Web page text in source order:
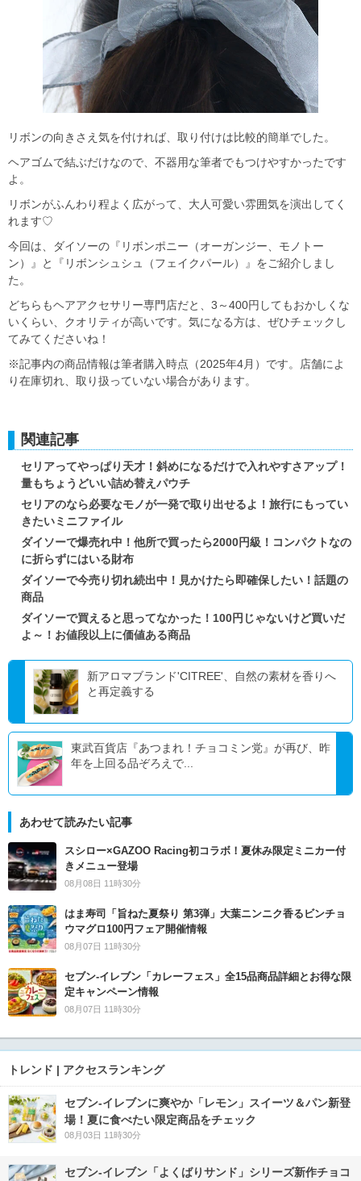
リボンの向きさえ気を付ければ、取り付けは比較的簡単でした。
ヘアゴムで結ぶだけなので、不器用な筆者でもつけやすかったです
よ。
リボンがふんわり程よく広がって、大人可愛い雰囲気を演出してく
れます♡
今回は、ダイソーの『リボンポニー（オーガンジー、モノトー
ン）』と『リボンシュシュ（フェイクパール）』をご紹介しまし
た。
どちらもヘアアクセサリー専門店だと、3～400円してもおかしくな
いくらい、クオリティが高いです。気になる方は、ぜひチェックし
てみてくださいね！
※記事内の商品情報は筆者購入時点（2025年4月）です。店舗によ
り在庫切れ、取り扱っていない場合があります。
関連記事
セリアってやっぱり天才！斜めになるだけで入れやすさアップ！
量もちょうどいい詰め替えパウチ
セリアのなら必要なモノが一発で取り出せるよ！旅行にもってい
きたいミニファイル
ダイソーで爆売れ中！他所で買ったら2000円級！コンパクトなの
に折らずにはいる財布
ダイソーで今売り切れ続出中！見かけたら即確保したい！話題の
商品
ダイソーで買えると思ってなかった！100円じゃないけど買いだ
よ～！お値段以上に価値ある商品
新アロマブランド'CITREE'、自然の素材を香りへ
と再定義する
東武百貨店『あつまれ！チョコミン党』が再び、昨
年を上回る品ぞろえで...
あわせて読みたい記事
スシロー×GAZOO Racing初コラボ！夏休み限定ミニカー付
きメニュー登場
08月08日 11時30分
はま寿司「旨ねた夏祭り 第3弾」大葉ニンニク香るビンチョ
ウマグロ100円フェア開催情報
08月07日 11時30分
セブン‐イレブン「カレーフェス」全15品商品詳細とお得な限
定キャンペーン情報
08月07日 11時30分
トレンド | アクセスランキング
セブン‐イレブンに爽やか「レモン」スイーツ＆パン新登
場！夏に食べたい限定商品をチェック
08月03日 11時30分
セブン‐イレブン「よくばりサンド」シリーズ新作チョコ